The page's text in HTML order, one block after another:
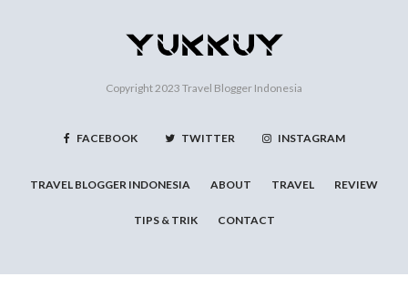
Copyright 2023 Travel Blogger Indonesia
FACEBOOK TWITTER INSTAGRAM
TRAVEL BLOGGER INDONESIA ABOUT TRAVEL REVIEW
TIPS & TRIK CONTACT